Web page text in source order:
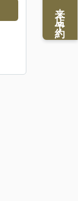
来店予約